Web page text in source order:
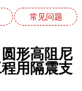
常见问题
形高阻尼
用隔震支